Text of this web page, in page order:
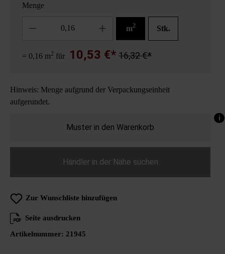
Menge
m2 Stk.
= 0,16 m2 für 10,53 €* 16,32 €*
Hinweis: Menge aufgrund der Verpackungseinheit
aufgerundet.
Muster in den Warenkorb
i
Händler in der Nähe suchen
Zur Wunschliste hinzufügen
Seite ausdrucken
Artikelnummer: 21945